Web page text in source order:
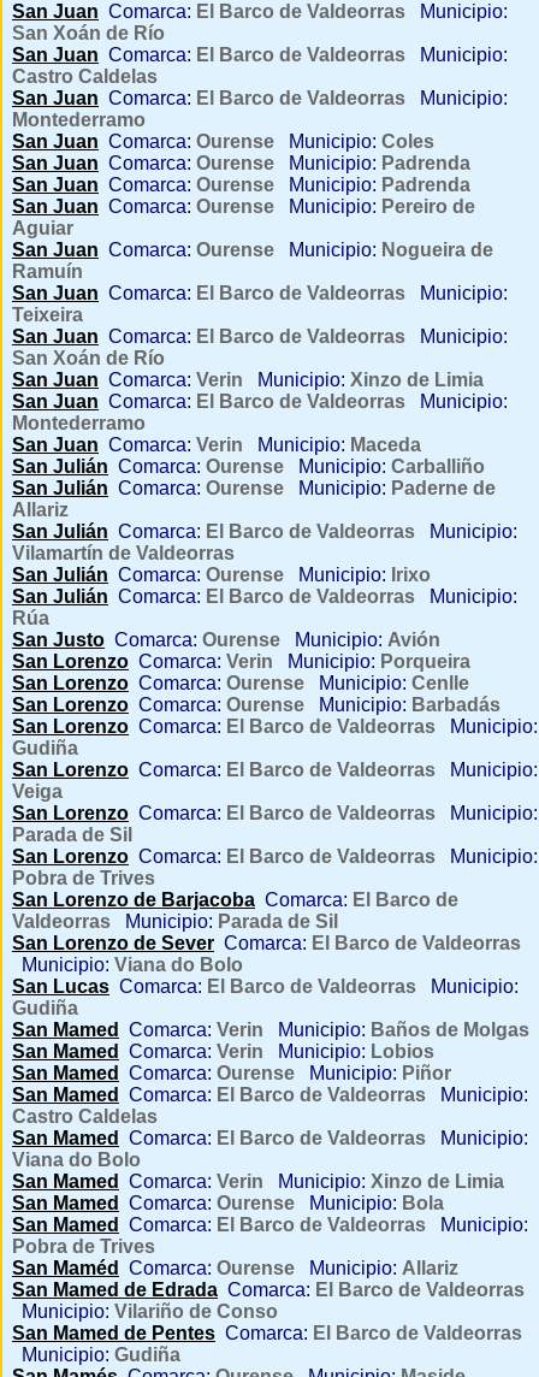
San Juan Comarca: El Barco de Valdeorras Municipio:
San Xoán de Río
San Juan Comarca: El Barco de Valdeorras Municipio:
Castro Caldelas
San Juan Comarca: El Barco de Valdeorras Municipio:
Montederramo
San Juan Comarca: Ourense Municipio: Coles
San Juan Comarca: Ourense Municipio: Padrenda
San Juan Comarca: Ourense Municipio: Padrenda
San Juan Comarca: Ourense Municipio: Pereiro de
Aguiar
San Juan Comarca: Ourense Municipio: Nogueira de
Ramuín
San Juan Comarca: El Barco de Valdeorras Municipio:
Teixeira
San Juan Comarca: El Barco de Valdeorras Municipio:
San Xoán de Río
San Juan Comarca: Verin Municipio: Xinzo de Limia
San Juan Comarca: El Barco de Valdeorras Municipio:
Montederramo
San Juan Comarca: Verin Municipio: Maceda
San Julián Comarca: Ourense Municipio: Carballiño
San Julián Comarca: Ourense Municipio: Paderne de
Allariz
San Julián Comarca: El Barco de Valdeorras Municipio:
Vilamartín de Valdeorras
San Julián Comarca: Ourense Municipio: Irixo
San Julián Comarca: El Barco de Valdeorras Municipio:
Rúa
San Justo Comarca: Ourense Municipio: Avión
San Lorenzo Comarca: Verin Municipio: Porqueira
San Lorenzo Comarca: Ourense Municipio: Cenlle
San Lorenzo Comarca: Ourense Municipio: Barbadás
San Lorenzo Comarca: El Barco de Valdeorras Municipio:
Gudiña
San Lorenzo Comarca: El Barco de Valdeorras Municipio:
Veiga
San Lorenzo Comarca: El Barco de Valdeorras Municipio:
Parada de Sil
San Lorenzo Comarca: El Barco de Valdeorras Municipio:
Pobra de Trives
San Lorenzo de Barjacoba Comarca: El Barco de
Valdeorras Municipio: Parada de Sil
San Lorenzo de Sever Comarca: El Barco de Valdeorras
Municipio: Viana do Bolo
San Lucas Comarca: El Barco de Valdeorras Municipio:
Gudiña
San Mamed
Comarca: Verin Municipio: Baños de Molgas
San Mamed
Comarca: Verin Municipio: Lobios
San Mamed
Comarca: Ourense Municipio: Piñor
San Mamed
Comarca: El Barco de Valdeorras Municipio:
Castro Caldelas
San Mamed
Comarca: El Barco de Valdeorras Municipio:
Viana do Bolo
San Mamed
Comarca: Verin Municipio: Xinzo de Limia
San Mamed
Comarca: Ourense Municipio: Bola
San Mamed
Comarca: El Barco de Valdeorras Municipio:
Pobra de Trives
San Maméd
Comarca: Ourense Municipio: Allariz
San Mamed de Edrada Comarca: El Barco de Valdeorras
Municipio: Vilariño de Conso
San Mamed de Pentes Comarca: El Barco de Valdeorras
Municipio: Gudiña